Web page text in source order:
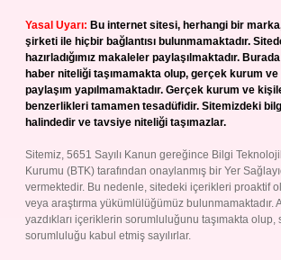
Yasal Uyarı: Bu internet sitesi, herhangi bir
şirketi ile hiçbir bağlantısı bulunmamaktadır.
hazırladığımız makaleler paylaşılmaktadır.
haber niteliği taşımamakta olup, gerçek kurum
paylaşım yapılmamaktadır. Gerçek kurum ve
benzerlikleri tamamen tesadüfidir. Sitemizdeki
halindedir ve tavsiye niteliği taşımazlar.
Sitemiz, 5651 Sayılı Kanun gereğince Bilgi
Kurumu (BTK) tarafından onaylanmış bir Yer
vermektedir. Bu nedenle, sitedeki içerikleri proaktif
veya araştırma yükümlülüğümüz bulunmamaktadır.
yazdıkları içeriklerin sorumluluğunu taşımakta
sorumluluğu kabul etmiş sayılırlar.